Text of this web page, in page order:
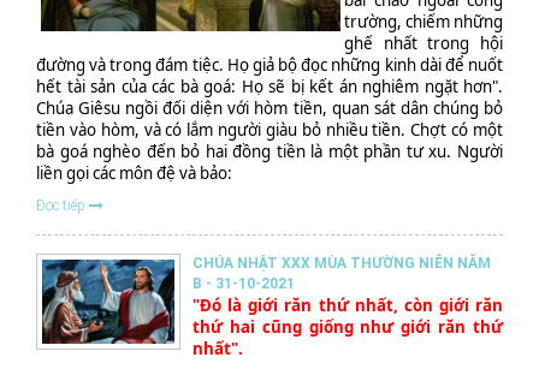
trường, chiếm những
ghế nhất trong hội
đường và trong đám tiệc. Họ giả bộ đọc những kinh dài để nuốt
hết tài sản của các bà goá: Họ sẽ bị kết án nghiêm ngặt hơn".
Chúa Giêsu ngồi đối diện với hòm tiền, quan sát dân chúng bỏ
tiền vào hòm, và có lắm người giàu bỏ nhiều tiền. Chợt có một
bà goá nghèo đến bỏ hai đồng tiền là một phần tư xu. Người
liền gọi các môn đệ và bảo:
Đọc tiếp
CHÚA NHẬT XXX MÙA THƯỜNG NIÊN NĂM
B - 31-10-2021
"Đó là giới răn thứ nhất, còn giới răn
thứ hai cũng giống như giới răn thứ
nhất".